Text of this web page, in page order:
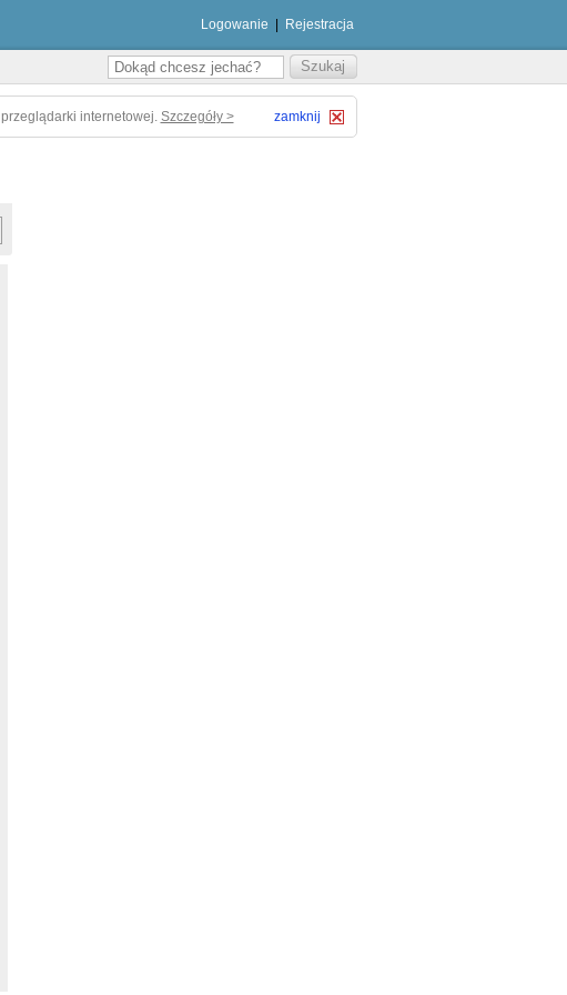
Logowanie Rejestracja
internetowej. Szczegóły > zamknij